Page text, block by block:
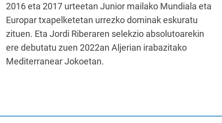
2016 eta 2017 urteetan Junior mailako Mundiala eta
Europar txapelketetan urrezko dominak eskuratu
zituen. Eta Jordi Riberaren selekzio absolutoarekin
ere debutatu zuen 2022an Aljerian irabazitako
Mediterranear Jokoetan.